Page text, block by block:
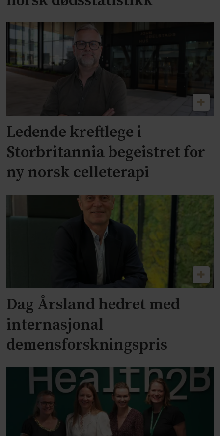
Ledende kreftlege i
Storbritannia begeistret for
ny norsk celleterapi
Dag Årsland hedret med
internasjonal
demensforskningspris